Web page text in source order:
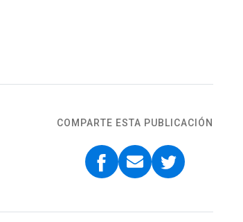
COMPARTE ESTA PUBLICACIÓN